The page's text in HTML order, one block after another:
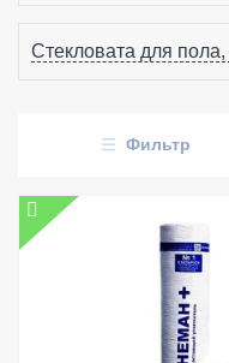
Стекловата для
Фильтр